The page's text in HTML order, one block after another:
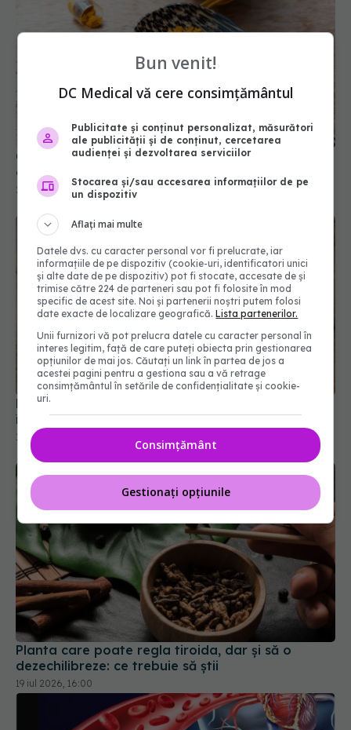
Curcumina, condimentul natural la fel de eficient
20 dec 2025, 18:41
Planta care îți detoxifică ficatul și îți
îmbunătățește digestia
15 feb 2025, 16:27
Planta care poate regla tiroida, dar și să o
dezechilibreze: ce trebuie să știi
19 iul 2026, 16:00
Bun venit!
DC Medical vă cere consimțământul
Publicitate și conținut personalizat, măsurători
ale publicității și de conținut, cercetarea
audienței și dezvoltarea serviciilor
Stocarea și/sau accesarea informațiilor de pe
un dispozitiv
Aflați mai multe
Datele dvs. cu caracter personal vor fi prelucrate, iar
informațiile de pe dispozitiv (cookie-uri, identificatori unici
și alte date de pe dispozitiv) pot fi stocate, accesate de și
trimise către 224 de parteneri sau pot fi folosite în mod
specific de acest site. Noi și partenerii noștri putem folosi
date exacte de localizare geografică.Lista partenerilor.
Unii furnizori vă pot prelucra datele cu caracter personal în
interes legitim, față de care puteți obiecta prin gestionarea
opțiunilor de mai jos. Căutați un link în partea de jos a
acestei pagini pentru a gestiona sau a vă retrage
consimțământul în setările de confidențialitate și cookie-
uri.
Consimțământ
Gestionați opțiunile